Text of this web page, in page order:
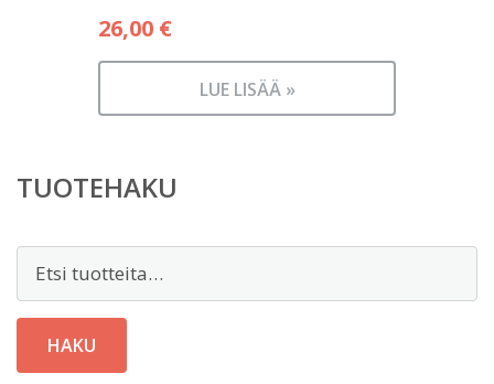
26,00 €
LUE LISÄÄ »
TUOTEHAKU
Etsi:
HAKU